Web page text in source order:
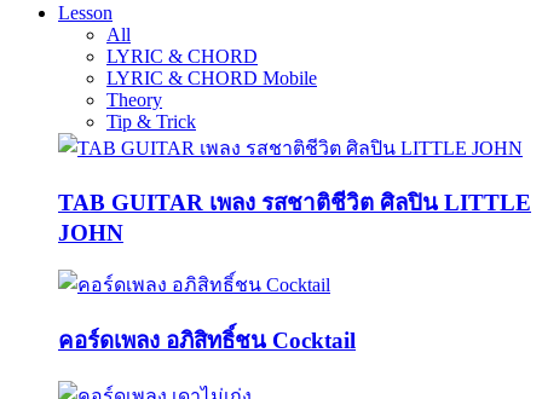
Lesson
All
LYRIC & CHORD
LYRIC & CHORD Mobile
Theory
Tip & Trick
TAB GUITAR เพลง รสชาติชีวิต ศิลปิน LITTLE
JOHN
คอร์ดเพลง อภิสิทธิ์ชน Cocktail